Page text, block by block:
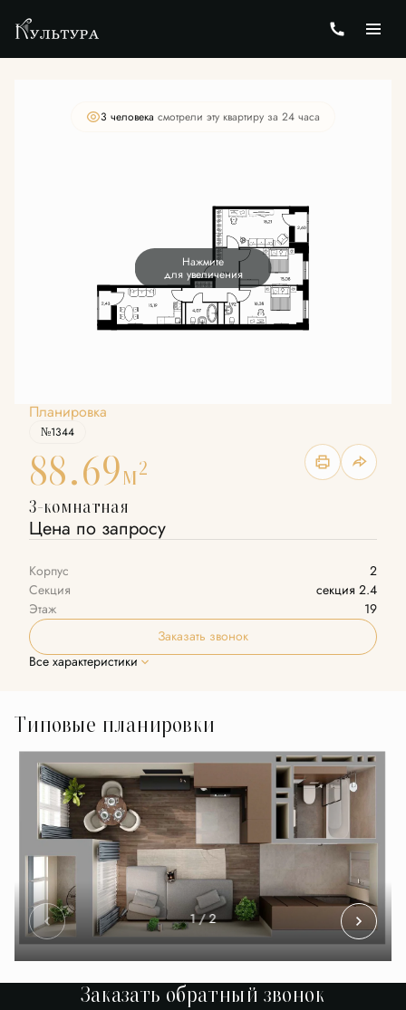
3-комнатная Цена по запросу
3 человекa смотрели эту квартиру за 24 часа
Нажмите
для увеличения
Планировка
№1344
88.69м2
3-комнатная
Цена по запросу
Корпус
2
Секция
секция 2.4
Этаж
19
Заказать звонок
Все характеристики
Типовые планировки
1 / 2
Заказать обратный звонок